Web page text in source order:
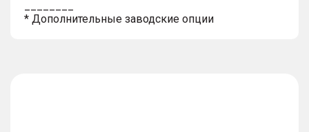
* Дополнительные заводские опции